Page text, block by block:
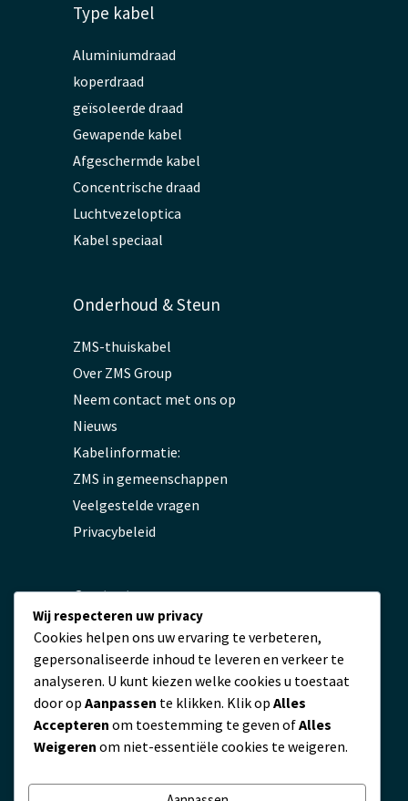
Type kabel
Aluminiumdraad
koperdraad
geïsoleerde draad
Gewapende kabel
Afgeschermde kabel
Concentrische draad
Luchtvezeloptica
Kabel speciaal
Onderhoud & Steun
ZMS-thuiskabel
Over ZMS Group
Neem contact met ons op
Nieuws
Kabelinformatie:
ZMS in gemeenschappen
Veelgestelde vragen
Privacybeleid
Contact
servicio@zmscable.es
+86-371-67829333
+86 17303836349
Plaza de Kaixuan, Zhengzhou, China
Wij respecteren uw privacy
Cookies helpen ons uw ervaring te verbeteren,
gepersonaliseerde inhoud te leveren en verkeer te
analyseren. U kunt kiezen welke cookies u toestaat
door op Aanpassen te klikken. Klik op Alles
Accepteren om toestemming te geven ofAlles
Weigeren om niet-essentiële cookies te weigeren.